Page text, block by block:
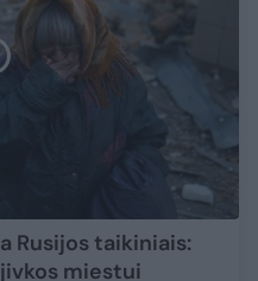
Rusijos taikiniais:
miestui